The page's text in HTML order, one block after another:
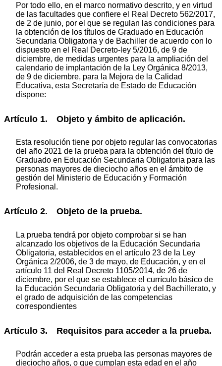
Por todo ello, en el marco normativo descrito, y en virtud
de las facultades que confiere el Real Decreto 562/2017,
de 2 de junio, por el que se regulan las condiciones para
la obtención de los títulos de Graduado en Educación
Secundaria Obligatoria y de Bachiller de acuerdo con lo
dispuesto en el Real Decreto-ley 5/2016, de 9 de
diciembre, de medidas urgentes para la ampliación del
calendario de implantación de la Ley Orgánica 8/2013,
de 9 de diciembre, para la Mejora de la Calidad
Educativa, esta Secretaría de Estado de Educación
dispone:
Artículo 1. Objeto y ámbito de aplicación.
Esta resolución tiene por objeto regular las convocatorias
del año 2021 de la prueba para la obtención del título de
Graduado en Educación Secundaria Obligatoria para las
personas mayores de dieciocho años en el ámbito de
gestión del Ministerio de Educación y Formación
Profesional.
Artículo 2. Objeto de la prueba.
La prueba tendrá por objeto comprobar si se han
alcanzado los objetivos de la Educación Secundaria
Obligatoria, establecidos en el artículo 23 de la Ley
Orgánica 2/2006, de 3 de mayo, de Educación, y en el
artículo 11 del Real Decreto 1105/2014, de 26 de
diciembre, por el que se establece el currículo básico de
la Educación Secundaria Obligatoria y del Bachillerato, y
el grado de adquisición de las competencias
correspondientes
Artículo 3. Requisitos para acceder a la prueba.
Podrán acceder a esta prueba las personas mayores de
dieciocho años, o que cumplan esta edad en el año